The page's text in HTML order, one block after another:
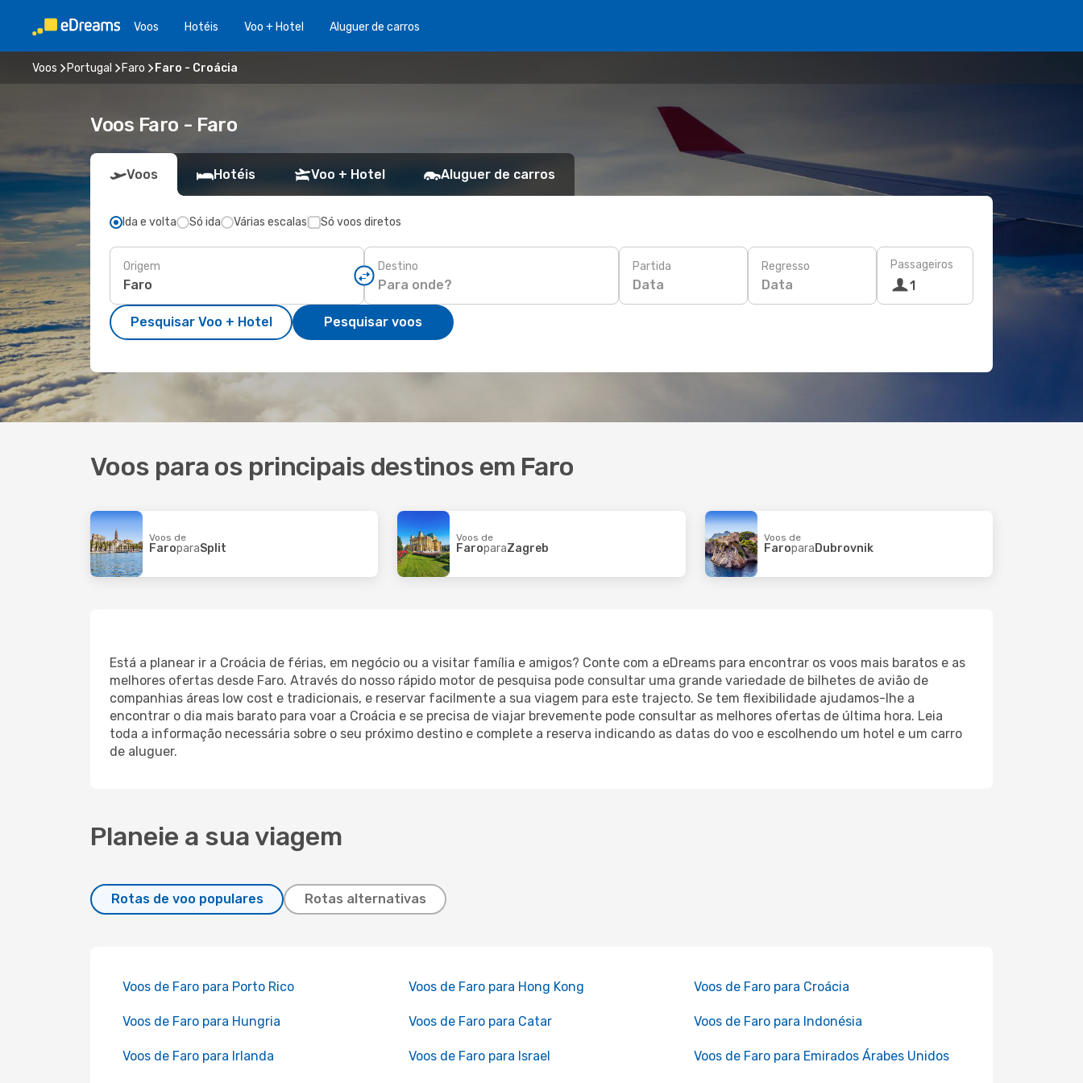
Voos Hotéis Voo + Hotel Aluguer de carros
Voos Portugal Faro Faro - Croácia
Voos Faro - Faro
Voos Hotéis Voo + Hotel Aluguer de carros
Ida e volta Só ida Várias escalas Só voos diretos
Origem Destino Partida
Data
Regresso
Data
Passageiros
1
Pesquisar Voo + Hotel Pesquisar voos
Voos para os principais destinos em Faro
Voos de
FaroparaSplit
Voos de
FaroparaZagreb
Voos de
Faropara Dubrovnik
Está a planear ir a Croácia de férias, em negócio ou a visitar família e amigos? Conte com a eDreams para encontrar os voos mais baratos e as
melhores ofertas desde Faro. Através do nosso rápido motor de pesquisa pode consultar uma grande variedade de bilhetes de avião de
companhias áreas low cost e tradicionais, e reservar facilmente a sua viagem para este trajecto. Se tem flexibilidade ajudamos-lhe a
encontrar o dia mais barato para voar a Croácia e se precisa de viajar brevemente pode consultar as melhores ofertas de última hora. Leia
toda a informação necessária sobre o seu próximo destino e complete a reserva indicando as datas do voo e escolhendo um hotel e um carro
de aluguer.
Planeie a sua viagem
Rotas de voo populares Rotas alternativas
Voos de Faro para Porto Rico Voos de Faro para Hong Kong Voos de Faro para Croácia
Voos de Faro para Hungria Voos de Faro para Catar Voos de Faro para Indonésia
Voos de Faro para Irlanda Voos de Faro para Israel Voos de Faro para Emirados Árabes Unidos